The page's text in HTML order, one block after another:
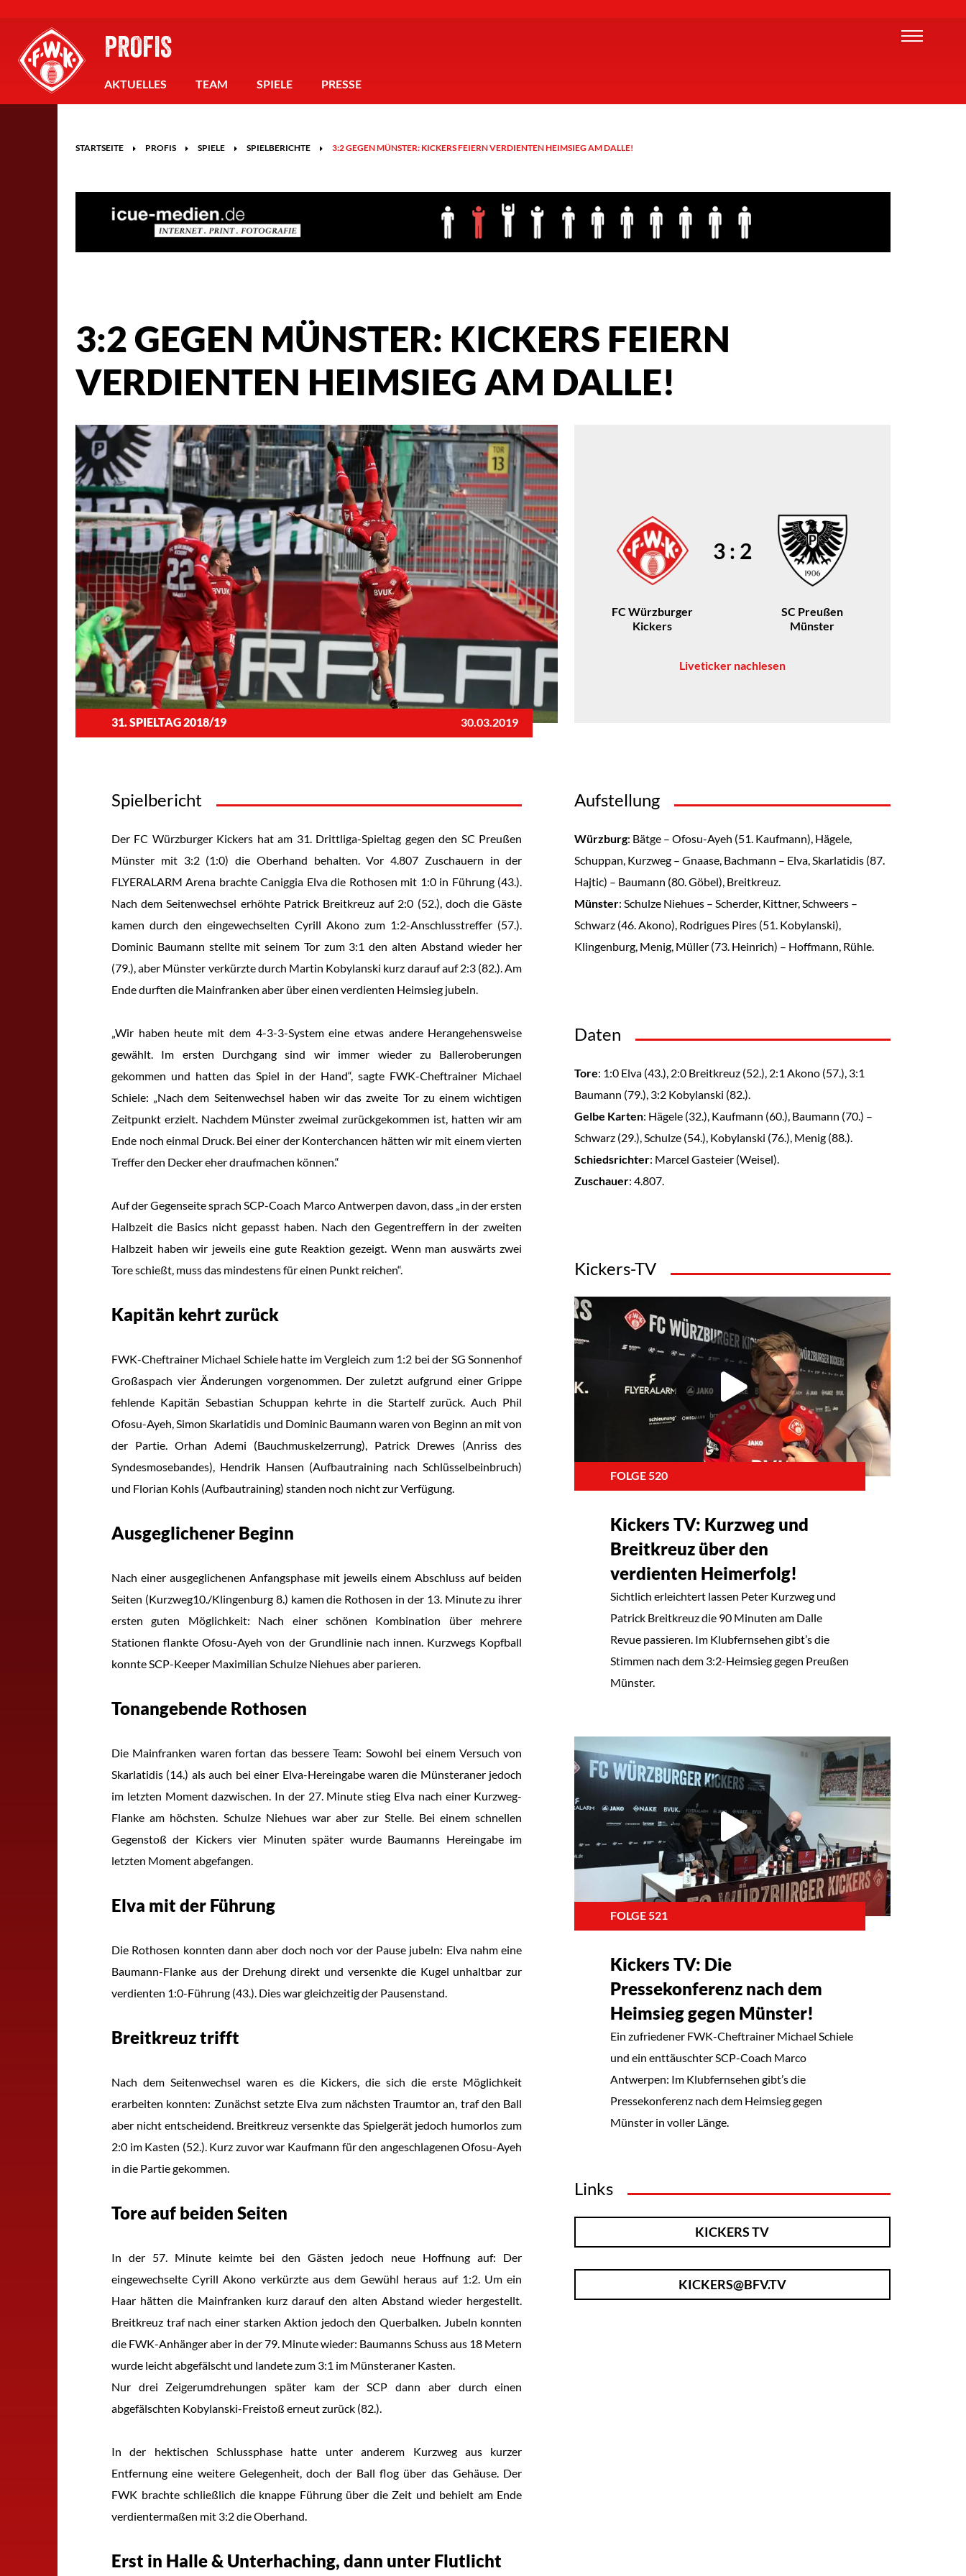
PROFIS
AKTUELLES TEAM SPIELE PRESSE
STARTSEITE PROFIS SPIELE SPIELBERICHTE 3:2 GEGEN MÜNSTER: KICKERS FEIERN VERDIENTEN HEIMSIEG AM DALLE!
3:2 GEGEN MÜNSTER: KICKERS FEIERN
VERDIENTEN HEIMSIEG AM DALLE!
FC Würzburger
Kickers
3 : 2
SC Preußen
Münster
Liveticker nachlesen
31. SPIELTAG 2018/19 30.03.2019
Spielbericht
Der FC Würzburger Kickers hat am 31. Drittliga-Spieltag gegen den SC Preußen
Münster mit 3:2 (1:0) die Oberhand behalten. Vor 4.807 Zuschauern in der
FLYERALARM Arena brachte Caniggia Elva die Rothosen mit 1:0 in Führung (43.).
Nach dem Seitenwechsel erhöhte Patrick Breitkreuz auf 2:0 (52.), doch die Gäste
kamen durch den eingewechselten Cyrill Akono zum 1:2-Anschlusstreffer (57.).
Dominic Baumann stellte mit seinem Tor zum 3:1 den alten Abstand wieder her
(79.), aber Münster verkürzte durch Martin Kobylanski kurz darauf auf 2:3 (82.). Am
Ende durften die Mainfranken aber über einen verdienten Heimsieg jubeln.
„Wir haben heute mit dem 4-3-3-System eine etwas andere Herangehensweise
gewählt. Im ersten Durchgang sind wir immer wieder zu Balleroberungen
gekommen und hatten das Spiel in der Hand“, sagte FWK-Cheftrainer Michael
Schiele: „Nach dem Seitenwechsel haben wir das zweite Tor zu einem wichtigen
Zeitpunkt erzielt. Nachdem Münster zweimal zurückgekommen ist, hatten wir am
Ende noch einmal Druck. Bei einer der Konterchancen hätten wir mit einem vierten
Treffer den Decker eher draufmachen können.“
Auf der Gegenseite sprach SCP-Coach Marco Antwerpen davon, dass „in der ersten
Halbzeit die Basics nicht gepasst haben. Nach den Gegentreffern in der zweiten
Halbzeit haben wir jeweils eine gute Reaktion gezeigt. Wenn man auswärts zwei
Tore schießt, muss das mindestens für einen Punkt reichen“.
Kapitän kehrt zurück
FWK-Cheftrainer Michael Schiele hatte im Vergleich zum 1:2 bei der SG Sonnenhof
Großaspach vier Änderungen vorgenommen. Der zuletzt aufgrund einer Grippe
fehlende Kapitän Sebastian Schuppan kehrte in die Startelf zurück. Auch Phil
Ofosu-Ayeh, Simon Skarlatidis und Dominic Baumann waren von Beginn an mit von
der Partie. Orhan Ademi (Bauchmuskelzerrung), Patrick Drewes (Anriss des
Syndesmosebandes), Hendrik Hansen (Aufbautraining nach Schlüsselbeinbruch)
und Florian Kohls (Aufbautraining) standen noch nicht zur Verfügung.
Ausgeglichener Beginn
Nach einer ausgeglichenen Anfangsphase mit jeweils einem Abschluss auf beiden
Seiten (Kurzweg10./Klingenburg 8.) kamen die Rothosen in der 13. Minute zu ihrer
ersten guten Möglichkeit: Nach einer schönen Kombination über mehrere
Stationen flankte Ofosu-Ayeh von der Grundlinie nach innen. Kurzwegs Kopfball
konnte SCP-Keeper Maximilian Schulze Niehues aber parieren.
Tonangebende Rothosen
Die Mainfranken waren fortan das bessere Team: Sowohl bei einem Versuch von
Skarlatidis (14.) als auch bei einer Elva-Hereingabe waren die Münsteraner jedoch
im letzten Moment dazwischen. In der 27. Minute stieg Elva nach einer Kurzweg-
Flanke am höchsten. Schulze Niehues war aber zur Stelle. Bei einem schnellen
Gegenstoß der Kickers vier Minuten später wurde Baumanns Hereingabe im
letzten Moment abgefangen.
Elva mit der Führung
Die Rothosen konnten dann aber doch noch vor der Pause jubeln: Elva nahm eine
Baumann-Flanke aus der Drehung direkt und versenkte die Kugel unhaltbar zur
verdienten 1:0-Führung (43.). Dies war gleichzeitig der Pausenstand.
Breitkreuz trifft
Nach dem Seitenwechsel waren es die Kickers, die sich die erste Möglichkeit
erarbeiten konnten: Zunächst setzte Elva zum nächsten Traumtor an, traf den Ball
aber nicht entscheidend. Breitkreuz versenkte das Spielgerät jedoch humorlos zum
2:0 im Kasten (52.). Kurz zuvor war Kaufmann für den angeschlagenen Ofosu-Ayeh
in die Partie gekommen.
Tore auf beiden Seiten
In der 57. Minute keimte bei den Gästen jedoch neue Hoffnung auf: Der
eingewechselte Cyrill Akono verkürzte aus dem Gewühl heraus auf 1:2. Um ein
Haar hätten die Mainfranken kurz darauf den alten Abstand wieder hergestellt.
Breitkreuz traf nach einer starken Aktion jedoch den Querbalken. Jubeln konnten
die FWK-Anhänger aber in der 79. Minute wieder: Baumanns Schuss aus 18 Metern
wurde leicht abgefälscht und landete zum 3:1 im Münsteraner Kasten.
Nur drei Zeigerumdrehungen später kam der SCP dann aber durch einen
abgefälschten Kobylanski-Freistoß erneut zurück (82.).
In der hektischen Schlussphase hatte unter anderem Kurzweg aus kurzer
Entfernung eine weitere Gelegenheit, doch der Ball flog über das Gehäuse. Der
FWK brachte schließlich die knappe Führung über die Zeit und behielt am Ende
verdientermaßen mit 3:2 die Oberhand.
Erst in Halle & Unterhaching, dann unter Flutlicht
Aufstellung
Würzburg: Bätge – Ofosu-Ayeh (51. Kaufmann), Hägele,
Schuppan, Kurzweg – Gnaase, Bachmann – Elva, Skarlatidis (87.
Hajtic) – Baumann (80. Göbel), Breitkreuz.
Münster: Schulze Niehues – Scherder, Kittner, Schweers –
Schwarz (46. Akono), Rodrigues Pires (51. Kobylanski),
Klingenburg, Menig, Müller (73. Heinrich) – Hoffmann, Rühle.
Daten
Tore: 1:0 Elva (43.), 2:0 Breitkreuz (52.), 2:1 Akono (57.), 3:1
Baumann (79.), 3:2 Kobylanski (82.).
Gelbe Karten: Hägele (32.), Kaufmann (60.), Baumann (70.) –
Schwarz (29.), Schulze (54.), Kobylanski (76.), Menig (88.).
Schiedsrichter: Marcel Gasteier (Weisel).
Zuschauer: 4.807.
Kickers-TV
FOLGE 520
Kickers TV: Kurzweg und
Breitkreuz über den
verdienten Heimerfolg!
Sichtlich erleichtert lassen Peter Kurzweg und
Patrick Breitkreuz die 90 Minuten am Dalle
Revue passieren. Im Klubfernsehen gibt’s die
Stimmen nach dem 3:2-Heimsieg gegen Preußen
Münster.
FOLGE 521
Kickers TV: Die
Pressekonferenz nach dem
Heimsieg gegen Münster!
Ein zufriedener FWK-Cheftrainer Michael Schiele
und ein enttäuschter SCP-Coach Marco
Antwerpen: Im Klubfernsehen gibt’s die
Pressekonferenz nach dem Heimsieg gegen
Münster in voller Länge.
Links
KICKERS TV
KICKERS@BFV.TV